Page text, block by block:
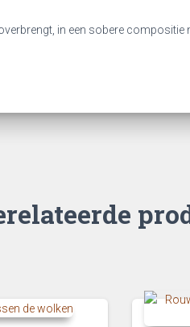
in een sobere compositie